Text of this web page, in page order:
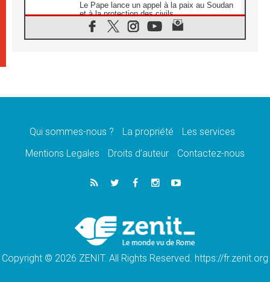
Le Pape lance un appel à la paix au Soudan
et à la protection des civils
09.08.2026
Déclaration d'Addis-Abeba du SCEAM sur
08.08.2026
08.08.2026
la victoire de l'amour sur la mort
«Relancer l'empathie», le projet Triennal d'art
des Universités catholiques
Signis 2026, donner la parole aux religieuses
catholiques
Qui sommes-nous ? La propriété
Les services
Mentions Legales
Droits d’auteur Contactez-nous
Copyright © 2026 ZENIT. All Rights Reserved. https://fr.zenit.org